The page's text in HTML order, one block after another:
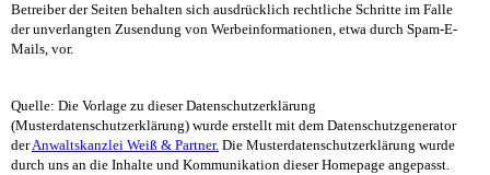
Betreiber der Seiten behalten sich ausdrücklich rechtliche Schritte im Falle
der unverlangten Zusendung von Werbeinformationen, etwa durch Spam-E-
Mails, vor.
Quelle: Die Vorlage zu dieser Datenschutzerklärung
(Musterdatenschutzerklärung) wurde erstellt mit dem Datenschutzgenerator
derAnwaltskanzlei Weiß & Partner. Die Musterdatenschutzerklärung wurde
durch uns an die Inhalte und Kommunikation dieser Homepage angepasst.